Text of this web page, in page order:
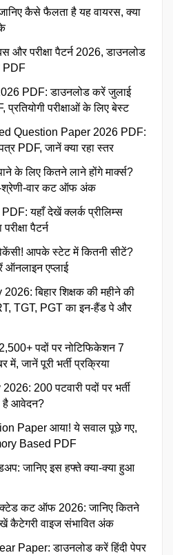
कैसे फैलता है यह वायरस, क्या
और परीक्षा पैटर्न 2026, डाउनलोड
PDF
PDF: डाउनलोड करें जुलाई
परीक्षाओं के लिए बेस्ट
Question Paper 2026 PDF:
PDF, जानें क्या रहा स्तर
के लिए कितने लाने होंगे मार्क्स?
श्रेणी-वार कट ऑफ अंक
यहाँ देखें क्लर्क प्रीलिम्स
पैटर्न
आपके स्टेट में कितनी सीटें?
ऑनलाइन एप्लाई
बिहार शिक्षक की महीने की
TGT, PGT का इन-हैंड पे और
पदों पर नोटिफिकेशन 7
में, जानें पूरी भर्ती प्रक्रिया
200 पटवारी पदों पर भर्ती
है आवेदन?
Paper आया! ये सवाल पूछे गए,
Based PDF
जानिए इस हफ्ते क्या-क्या हुआ
कट ऑफ 2026: जानिए कितने
कैटेगरी वाइज संभावित अंक
Paper: डाउनलोड करें हिंदी पेपर